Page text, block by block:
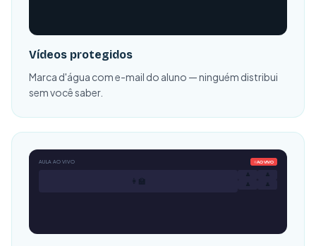
Vídeos protegidos
Marca d'água com e-mail do aluno — ninguém distribui
sem você saber.
AULA AO VIVO AO VIVO
👩‍🏫
👤
👤
👤
👤